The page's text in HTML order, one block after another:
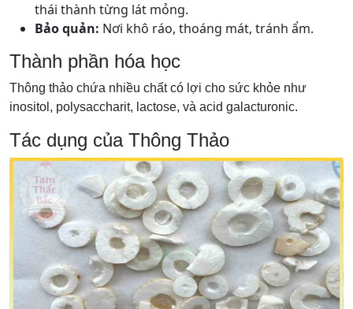
thái thành từng lát mỏng.
Bảo quản: Nơi khô ráo, thoáng mát, tránh ẩm.
Thành phần hóa học
Thông thảo chứa nhiều chất có lợi cho sức khỏe như
inositol, polysaccharit, lactose, và acid galacturonic.
Tác dụng của Thông Thảo